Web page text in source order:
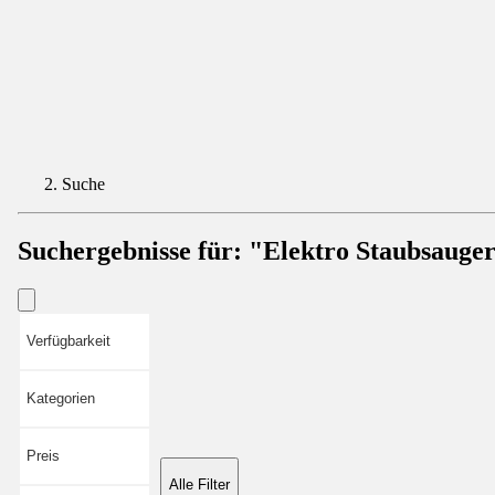
Suche
Suchergebnisse für: "Elektro
Verfügbarkeit
Kategorien
Preis
Alle Filter